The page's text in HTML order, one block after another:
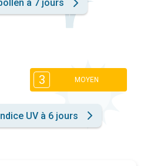
à 7 jours
3 MOYEN
UV à 6 jours